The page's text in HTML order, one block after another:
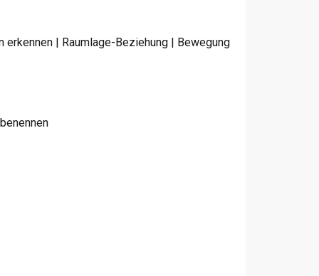
| Raumlage-Beziehung | Bewegung